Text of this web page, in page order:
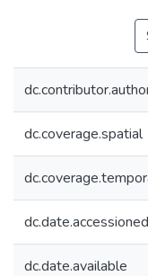
dc.coverage.spatial
dc.date.accessioned
dc.date.available